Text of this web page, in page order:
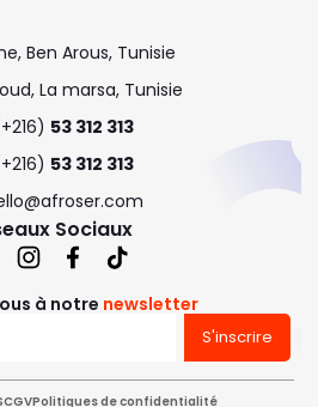
Ben Arous, Tunisie
La marsa, Tunisie
53 312 313
53 312 313
Sociaux
à notre newsletter
S'inscrire
CGVPolitiques de confidentialité